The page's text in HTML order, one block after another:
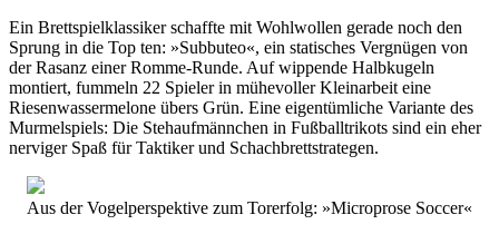
Ein Brettspielklassiker schaffte mit Wohlwollen gerade noch den
Sprung in die Top ten: »Subbuteo«, ein statisches Vergnügen von
der Rasanz einer Romme-Runde. Auf wippende Halbkugeln
montiert, fummeln 22 Spieler in mühevoller Kleinarbeit eine
Riesenwassermelone übers Grün. Eine eigentümliche Variante des
Murmelspiels: Die Stehaufmännchen in Fußballtrikots sind ein eher
nerviger Spaß für Taktiker und Schachbrettstrategen.
Aus der Vogelperspektive zum Torerfolg: »Microprose Soccer«